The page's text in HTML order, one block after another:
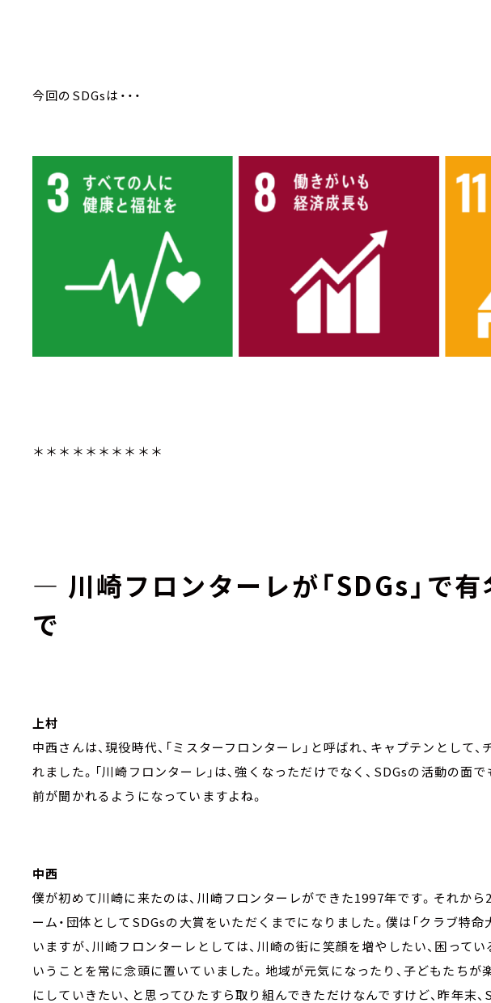
今回のSDGsは・・・
＊＊＊＊＊＊＊＊＊＊
― 川崎フロンターレが「SDGs」で
で
上村
中西さんは、現役時代、「ミスターフロンターレ」と呼ばれ、キャプテンとして
れました。「川崎フロンターレ」は、強くなっただけでなく、SDGsの活動の面
前が聞かれるようになっていますよね。
中西
僕が初めて川崎に来たのは、川崎フロンターレができた1997年です。それから
ーム・団体としてSDGsの大賞をいただくまでになりました。僕は「クラブ特命
いますが、川崎フロンターレとしては、川崎の街に笑顔を増やしたい、困って
いうことを常に念頭に置いていました。地域が元気になったり、子どもたちが
にしていきたい、と思ってひたすら取り組んできただけなんですけど、昨年末